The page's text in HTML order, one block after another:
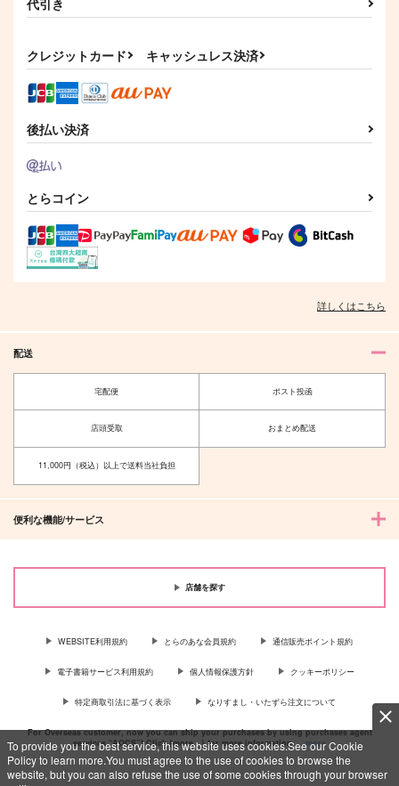
To provide you the best service, this website uses cookies.See our Cookie
Policy to learn more.You must agree to the use of cookies to browse the
website, but you can also refuse the use of some cookies through your browser
クレジットカード キャッシュレス決済
後払い決済
とらコイン
詳しくはこちら
配送
宅配便 ポスト投函
店頭受取 おまとめ配送
11,000円（税込）以上で送料当社負担
便利な機能/サービス
店舗を探す
WEBSITE利用規約 とらのあな会員規約 通信販売ポイント規約
電子書籍サービス利用規約 個人情報保護方針 クッキーポリシー
特定商取引法に基づく表示 なりすまし・いたずら注文について
For Overseas customer, now you can ship your purchases by using purchases agent
services “AOCS”! Click {more…} for more information …more